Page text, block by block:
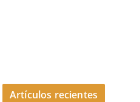
Artículos recientes